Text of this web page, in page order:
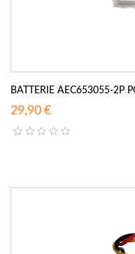
BATTERIE AEC653055-2P
29,90 €